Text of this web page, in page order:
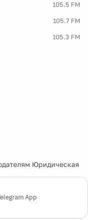
105.5 FM
105.7 FM
105.3 FM
Юридическая
App